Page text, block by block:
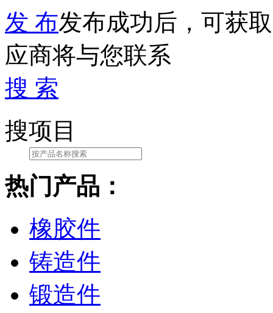
发 布发布成功后，可获
应商将与您联系
搜 索
搜项目
热门产品：
橡胶件
铸造件
锻造件